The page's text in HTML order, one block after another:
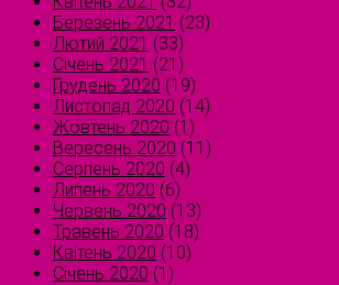
Березень 2021 (23)
Лютий 2021 (33)
Січень 2021 (21)
Грудень 2020 (19)
Листопад 2020 (14)
Жовтень 2020 (1)
Вересень 2020 (11)
Серпень 2020 (4)
Липень 2020 (6)
Червень 2020 (13)
Травень 2020 (18)
Квітень 2020 (10)
Січень 2020 (1)